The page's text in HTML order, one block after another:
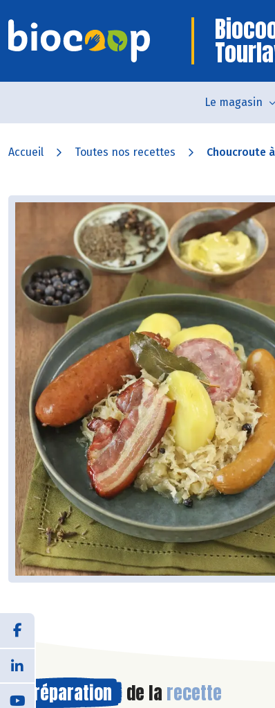
Le magasin
Accueil Toutes nos recettes Choucroute
Préparation de la recette